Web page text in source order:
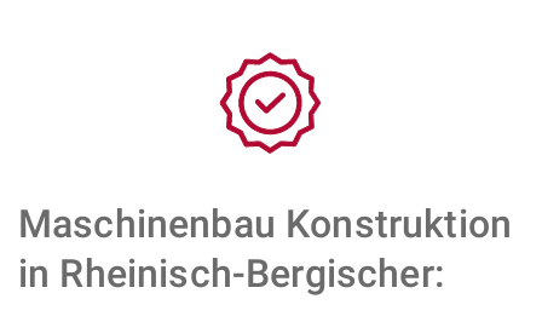
Maschinenbau Konstruktion
in Rheinisch-Bergischer: